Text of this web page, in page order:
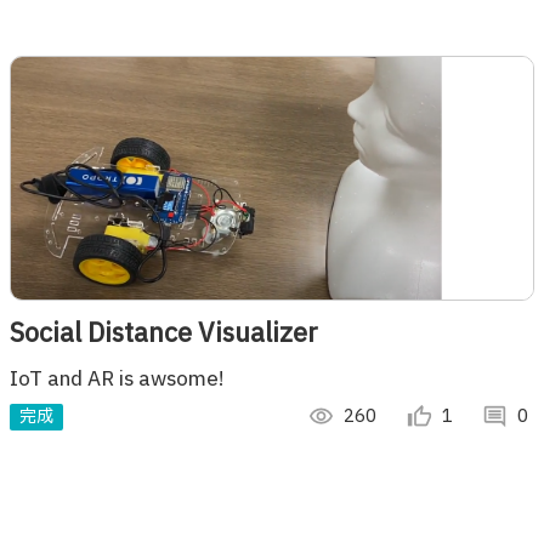
Social Distance Visualizer
IoT and AR is awsome!
完成 visibility 260 thumb_up_alt 1 comment 0